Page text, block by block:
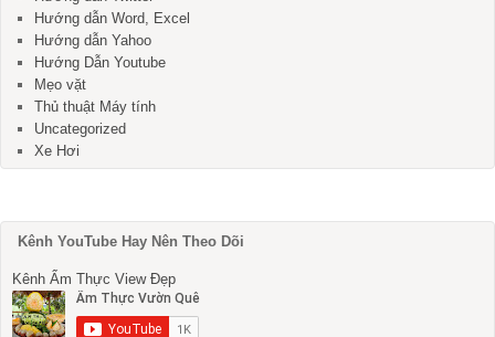
Hướng dẫn Word, Excel
Hướng dẫn Yahoo
Hướng Dẫn Youtube
Mẹo vặt
Thủ thuật Máy tính
Uncategorized
Xe Hơi
Kênh YouTube Hay Nên Theo Dõi
Kênh Ẩm Thực View Đẹp